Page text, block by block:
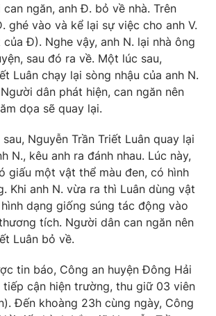
Infographic
Shorts video
VTV Thể thao
Bất động sản
Tấm lòng Việt
Vươn mình bằng AI
VTV8
English
ngăn, anh Đ. bỏ về nhà. Trên
ghé vào và kể lại sự việc cho anh V.
Đ). Nghe vậy, anh N. lại nhà ông
sau đó ra về. Một lúc sau,
Luân chạy lại sòng nhậu của anh N.
dân phát hiện, can ngăn nên
dọa sẽ quay lại.
Nguyễn Trần Triết Luân quay lại
N., kêu anh ra đánh nhau. Lúc này,
giấu một vật thể màu đen, có hình
Khi anh N. vừa ra thì Luân dùng vật
dạng giống súng tác động vào
tích. Người dân can ngăn nên
Luân bỏ về.
tin báo, Công an huyện Đông Hải
tiếp cận hiện trường, thu giữ 03 viên
Đến khoàng 23h cùng ngày, Công